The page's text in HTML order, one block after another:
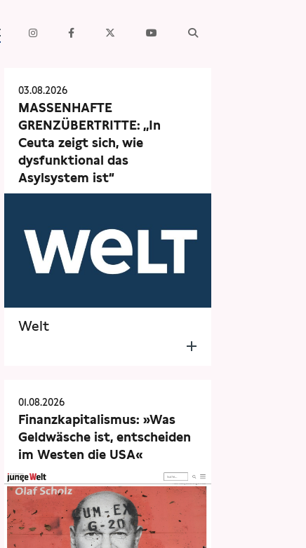
03.08.2026
MASSENHAFTE
GRENZÜBERTRITTE: „In
Ceuta zeigt sich, wie
dysfunktional das
Asylsystem ist“
Welt
01.08.2026
Finanzkapitalismus: »Was
Geldwäsche ist, entscheiden
im Westen die USA«